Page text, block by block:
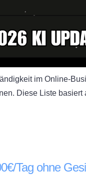
im Online-
Diese Liste
Tag ohne